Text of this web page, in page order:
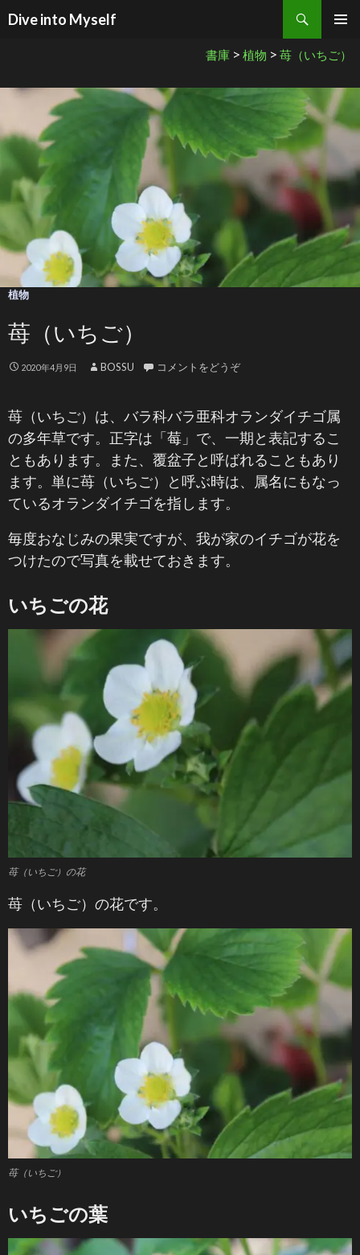
Dive into Myself
検索
書庫 > 植物 > 苺（いちご）
植物
苺（いちご）
2020年4月9日 BOSSU コメントをどうぞ
苺（いちご）は、バラ科バラ亜科オランダイチゴ属
の多年草です。正字は「莓」で、一期と表記するこ
ともあります。また、覆盆子と呼ばれることもあり
ます。単に苺（いちご）と呼ぶ時は、属名にもなっ
ているオランダイチゴを指します。
毎度おなじみの果実ですが、我が家のイチゴが花を
つけたので写真を載せておきます。
いちごの花
苺（いちご）の花
苺（いちご）の花です。
苺（いちご）
いちごの葉